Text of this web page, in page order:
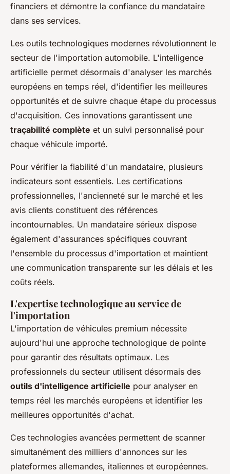
financiers et démontre la confiance du mandataire
dans ses services.
Les outils technologiques modernes révolutionnent le
secteur de l'importation automobile. L'intelligence
artificielle permet désormais d'analyser les marchés
européens en temps réel, d'identifier les meilleures
opportunités et de suivre chaque étape du processus
d'acquisition. Ces innovations garantissent une
traçabilité complète et un suivi personnalisé pour
chaque véhicule importé.
Pour vérifier la fiabilité d'un mandataire, plusieurs
indicateurs sont essentiels. Les certifications
professionnelles, l'ancienneté sur le marché et les
avis clients constituent des références
incontournables. Un mandataire sérieux dispose
également d'assurances spécifiques couvrant
l'ensemble du processus d'importation et maintient
une communication transparente sur les délais et les
coûts réels.
L'expertise technologique au service de
l'importation
L'importation de véhicules premium nécessite
aujourd'hui une approche technologique de pointe
pour garantir des résultats optimaux. Les
professionnels du secteur utilisent désormais des
outils d'intelligence artificielle pour analyser en
temps réel les marchés européens et identifier les
meilleures opportunités d'achat.
Ces technologies avancées permettent de scanner
simultanément des milliers d'annonces sur les
plateformes allemandes, italiennes et européennes.